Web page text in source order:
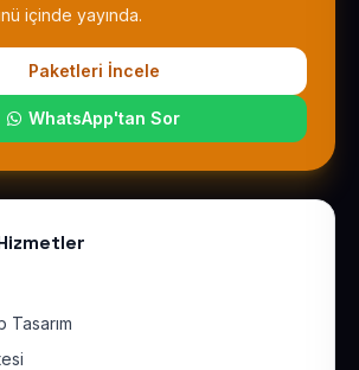
içinde yayında.
Paketleri İncele
WhatsApp'tan Sor
Tasarım